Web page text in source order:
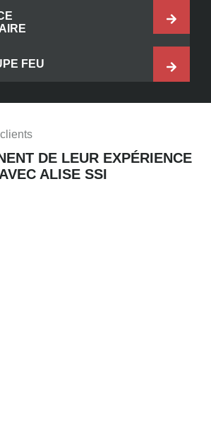
FEU
DE LEUR EXPÉRIENCE
AVEC ALISE SSI